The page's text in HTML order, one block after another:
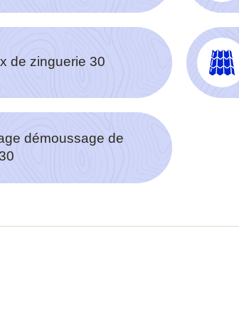
de zinguerie 30
démoussage de